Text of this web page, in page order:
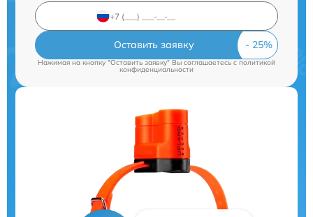
Оставить заявку
Нажимая на кнопку "Оставить заявку" Вы соглашаетесь cполитикой
конфиденциальности